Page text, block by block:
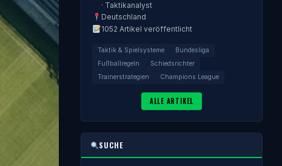
· Taktikanalyst
Deutschland
1052 Artikel veröffentlicht
Taktik & Spielsysteme
Bundesliga
Fußballregeln
Schiedsrichter
Trainerstrategien
Champions League
ALLE ARTIKEL
SUCHE